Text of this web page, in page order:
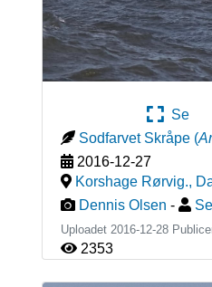
Se
Sodfarvet Skråpe (
2016-12-27
Korshage Rørvig.,
Dennis Olsen -
Uploadet 2016-12-28
2353